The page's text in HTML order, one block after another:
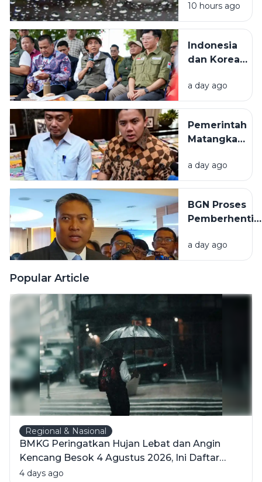
Agustus
2026:
Berpotensi
Turun
Malam
10 hours ago
Indonesia
dan Korea
Bangun Pusat
Pengendalian
Sumatera
Selatan untuk
Mitigasi
Kebakaran
Hutan
a day ago
Pemerintah
Matangkan
Buku Ajar
Nasional,
Soroti
Kualitas
Fisik Buku
a day ago
BGN Proses
66 Kepala
Dapur MBG,
Disiplin
a day ago
Popular Article
Regional & Nasional
BMKG Peringatkan Hujan Lebat dan Angin
Kencang Besok 4 Agustus 2026, Ini Daftar
Wilayahnya
4 days ago